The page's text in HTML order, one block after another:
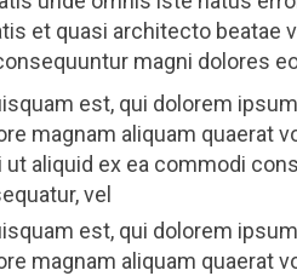
et quasi architecto beatae
magni dolores
est, qui dolorem
magnam aliquam quaerat
ut aliquid ex ea commodi
vel
est, qui dolorem
magnam aliquam quaerat